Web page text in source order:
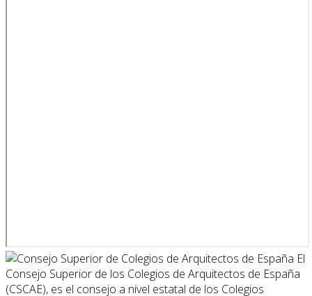
El
Consejo Superior de los Colegios de Arquitectos de España
(CSCAE), es el consejo a nivel estatal de los Colegios